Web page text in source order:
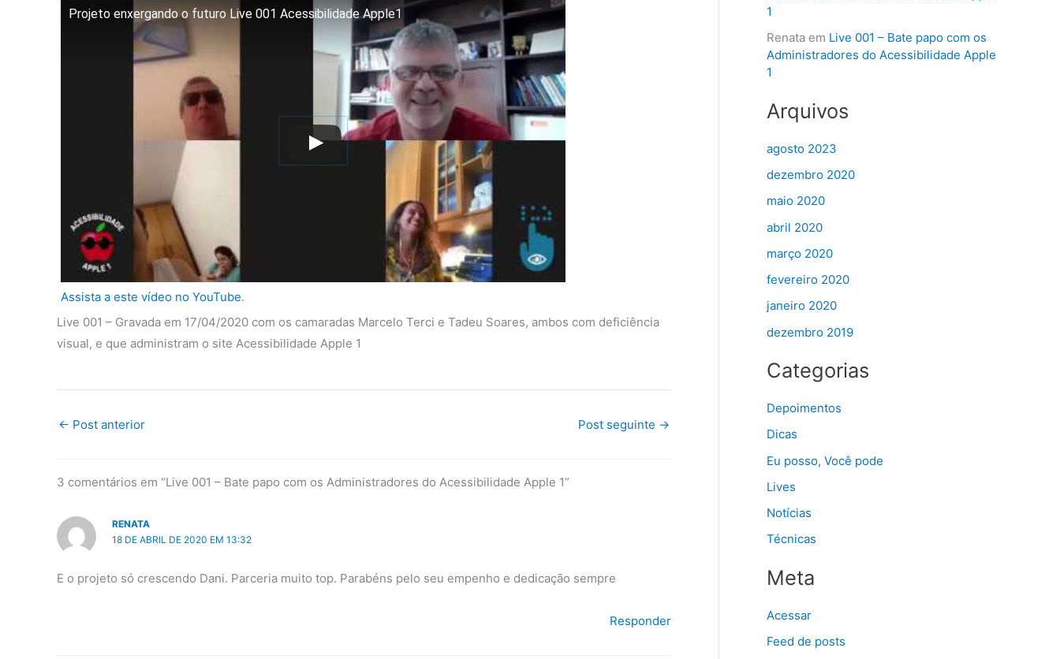
Projeto enxergando o futuro Live 001 Acessibilidade Apple1
Assista a este vídeo no YouTube.
Live 001 – Gravada em 17/04/2020 com os camaradas Marcelo Terci e Tadeu Soares, ambos com deficiência
visual, e que administram o site Acessibilidade Apple 1
← Post anterior Post seguinte →
3 comentários em “Live 001 – Bate papo com os Administradores do Acessibilidade Apple 1”
RENATA
18 DE ABRIL DE 2020 EM 13:32
E o projeto só crescendo Dani. Parceria muito top. Parabéns pelo seu empenho e dedicação sempre
Responder
1
Renata em Live 001 – Bate papo com os
Administradores do Acessibilidade Apple
1
Arquivos
agosto 2023
dezembro 2020
maio 2020
abril 2020
março 2020
fevereiro 2020
janeiro 2020
dezembro 2019
Categorias
Depoimentos
Dicas
Eu posso, Você pode
Lives
Notícias
Técnicas
Meta
Acessar
Feed de posts